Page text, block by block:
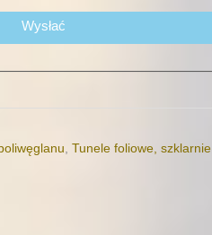
Wysłać
Tunele foliowe, szklarnie